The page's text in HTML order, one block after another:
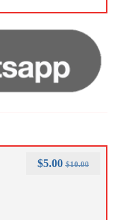
$10.00
$5.00